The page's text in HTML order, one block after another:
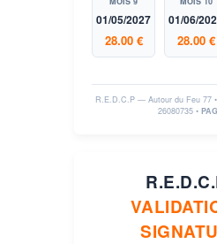
01/05/2027
28.00 €
01/06/
28.00 €
R.E.D.C.P — Autour du Feu 77
26080735 •